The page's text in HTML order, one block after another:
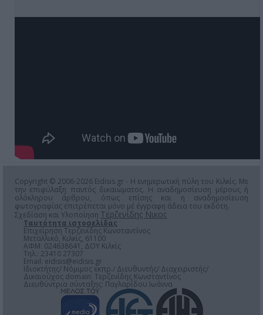
Copyright © 2006-2026 Eidisis.gr - Η ενημερωτική πύλη του Κιλκίς. Με
την επιφύλαξη παντός δικαιώματος. Η αναδημοσίευση μέρους ή
ολόκληρου άρθρου, όπως επίσης και η αναδημοσίευση
φωτογραφίας επιτρέπεται μόνο μέ έγγραφη άδεια του εκδότη.
Σχεδίαση και Υλοποίηση Τερζενίδης Νικος
Ταυτότητα ιστοσελίδας
Επιχείρηση Τερζενίδης Κωνσταντίνος
Μεταλλικό, Κιλκίς, 61100
ΑΦΜ: 024638641, ΔΟΥ Κιλκίς
Τηλ.: 23410 27307
Email: eidisis@eidisis.gr
Ιδιοκτήτης/ Νόμιμος εκπρ./ Διευθυντής/ Διαχειριστής/
Δικαιούχος domain: Τερζενίδης Κωνσταντίνος
Διευθύντρια σύνταξης: Παγλαρίδου Ιωάννα